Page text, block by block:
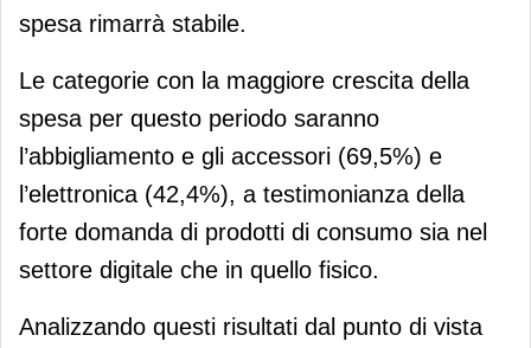
spesa rimarrà stabile.
Le categorie con la maggiore crescita della
spesa per questo periodo saranno
l’abbigliamento e gli accessori (69,5%) e
l’elettronica (42,4%), a testimonianza della
forte domanda di prodotti di consumo sia nel
settore digitale che in quello fisico.
Analizzando questi risultati dal punto di vista